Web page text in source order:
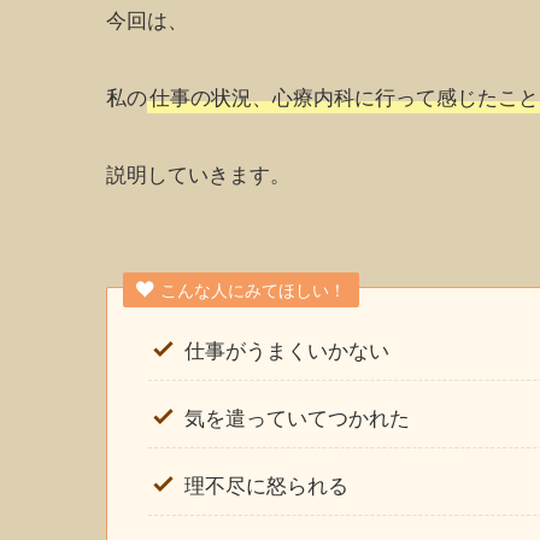
今回は、
私の仕事の状況、心療内科に行って感じたこと
説明していきます。
こんな人にみてほしい！
仕事がうまくいかない
気を遣っていてつかれた
理不尽に怒られる